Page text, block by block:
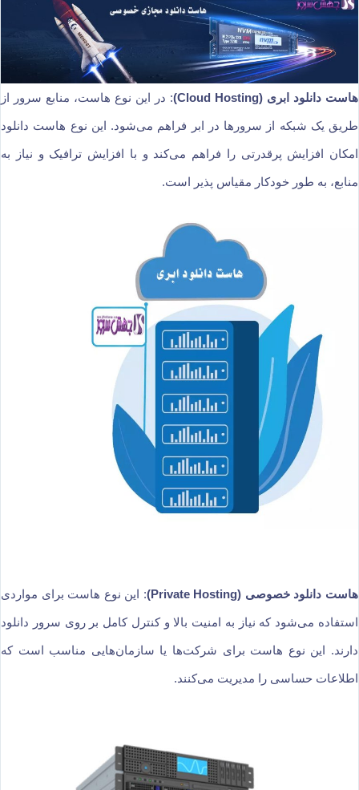
هاست دانلود ابری (Cloud Hosting) : در این نوع هاست، منابع سرور از
طریق یک شبکه از سرورها در ابر فراهم می‌شود. این نوع هاست دانلود
امکان افزایش پرقدرتی را فراهم می‌کند و با افزایش ترافیک و نیاز به
منابع، به طور خودکار مقیاس پذیر است.
هاست دانلود خصوصی (Private Hosting) : این نوع هاست برای مواردی
استفاده می‌شود که نیاز به امنیت بالا و کنترل کامل بر روی سرور دانلود
دارند. این نوع هاست برای شرکت‌ها یا سازمان‌هایی مناسب است که
اطلاعات حساسی را مدیریت می‌کنند.